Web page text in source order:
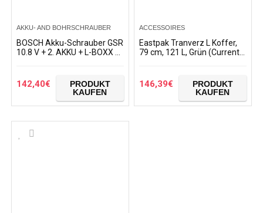
AKKU- AND BOHRSCHRAUBER
BOSCH Akku-Schrauber GSR
10.8 V + 2. AKKU + L-BOXX +
142,40€
PRODUKT
KAUFEN
ACCESSOIRES
Eastpak Tranverz L Koffer,
79 cm, 121 L, Grün (Current
146,39€
PRODUKT
KAUFEN